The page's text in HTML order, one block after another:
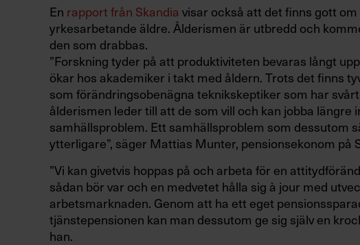
En rapport från Skandia visar också att det finns gott
yrkesarbetande äldre. Ålderismen är utbredd och
den som drabbas.
”Forskning tyder på att produktiviteten bevaras långt
ökar hos akademiker i takt med åldern. Trots det finns
som förändringsobenägna teknikskeptiker som har
ålderismen leder till att de som vill och kan jobba längre
samhällsproblem. Ett samhällsproblem som dessutom
ytterligare”, säger Mattias Munter, pensionsekonom på
”Vi kan givetvis hoppas på och arbeta för en
sådan bör var och en medvetet hålla sig à jour med
arbetsmarknaden. Genom att ha ett eget
tjänstepensionen kan man dessutom ge sig själv en
han.